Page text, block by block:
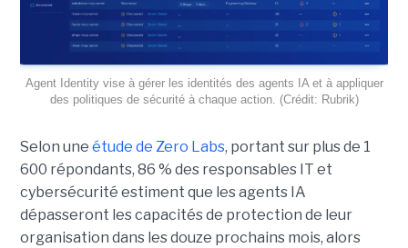
Agent Identity vise à gérer les identités des agents IA et à appliquer
des politiques de sécurité à chaque action. (Crédit: Rubrik)
Selon une étude de Zero Labs, portant sur plus de 1
600 répondants, 86 % des responsables IT et
cybersécurité estiment que les agents IA
dépasseront les capacités de protection de leur
organisation dans les douze prochains mois, alors